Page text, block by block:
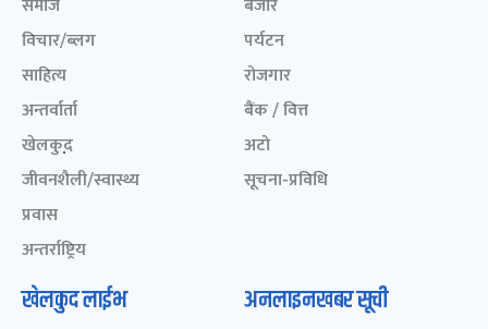
समाज
विचार/ब्लग
साहित्य
अन्तर्वार्ता
खेलकुद़़
जीवनशैली/स्वास्थ्य
प्रवास
अन्तर्राष्ट्रिय
बजार
पर्यटन
रोजगार
बैंक / वित्त
अटो
सूचना-प्रविधि
खेलकुद लाईभ अनलाइनखबर सूची